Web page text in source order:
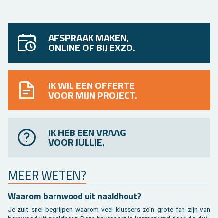
AFSPRAAK MAKEN,
ONLINE OF BIJ EXZO.
IK WIL EEN OFFERTE
VOOR MIJN PROJECT.
IK HEB EEN VRAAG
VOOR JULLIE.
MEER WETEN?
Waar­om barn­wood uit naald­hout?
Je zult snel be­grij­pen waar­om veel klus­sers zo’n grote fan zijn van